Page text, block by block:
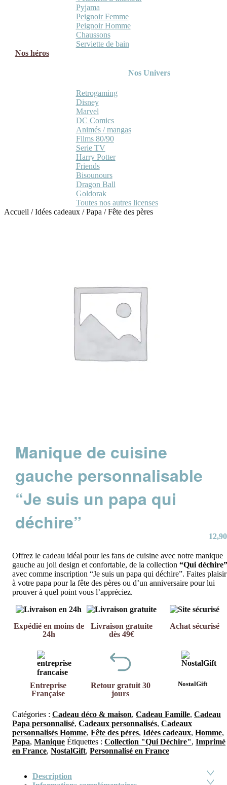
Pyjama
Peignoir Femme
Peignoir Homme
Chaussons
Serviette de bain
Nos héros
Nos Univers
Retrogaming
Disney
Marvel
DC Comics
Animés / mangas
Films 80/90
Serie TV
Harry Potter
Friends
Bisounours
Dragon Ball
Goldorak
Toutes nos autres licenses
Accueil /Idées cadeaux /Papa /Fête des pères
Manique de cuisine
gauche personnalisable
“Je suis un papa qui
déchire”
12,90
Offrez le cadeau idéal pour les fans de cuisine avec notre manique
gauche au joli design et confortable, de la collection “Qui déchire”
avec comme inscription “Je suis un papa qui déchire”. Faites plaisir
à votre papa pour la fête des pères ou d’un anniversaire pour lui
prouver à quel point vous l’appréciez.
Expédié en moins de
24h
Livraison gratuite
dès 49€
Achat sécurisé
Entreprise
Française
Retour gratuit 30
jours
NostalGift
Catégories : Cadeau déco & maison, Cadeau Famille, Cadeau
Papa personnalisé, Cadeaux personnalisés, Cadeaux
personnalisés Homme, Fête des pères, Idées cadeaux, Homme,
Papa, Manique Étiquettes : Collection "Qui Déchire", Imprimé
en France, NostalGift, Personnalisé en France
Description